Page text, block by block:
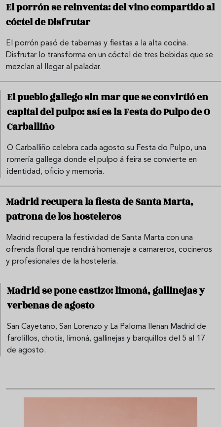
El porrón se reinventa: del vino compartido al
cóctel de Disfrutar
El porrón pasó de tabernas y fiestas a la alta cocina.
Disfrutar lo transforma en un cóctel de tres bebidas que se
mezclan al llegar al paladar.
El pueblo gallego sin mar que se convirtió en
capital del pulpo: así es la Festa do Pulpo de O
Carballiño
O Carballiño celebra cada agosto su Festa do Pulpo, una
romería gallega donde el pulpo á feira se convierte en
identidad, oficio y memoria.
Madrid recupera la fiesta de Santa Marta,
patrona de los hosteleros
Madrid recupera la festividad de Santa Marta con una
ofrenda floral que rendirá homenaje a camareros, cocineros
y profesionales de la hostelería.
Madrid se pone castizo: limoná, gallinejas y
verbenas de agosto
San Cayetano, San Lorenzo y La Paloma llenan Madrid de
farolillos, chotis, limoná, gallinejas y barquillos del 5 al 17
de agosto.